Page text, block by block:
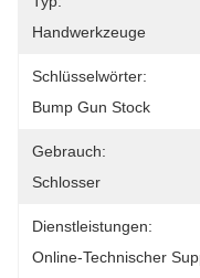
Handwerkzeuge
Schlüsselwörter:
Bump Gun Stock
Gebrauch:
Schlosser
Dienstleistungen:
Online-Technischer